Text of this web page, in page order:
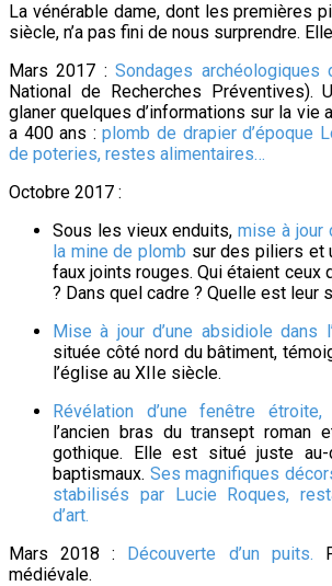
La vénérable dame, dont les premières
siècle, n’a pas fini de nous surprendre.
Mars 2017 :Sondages archéologiques
National de Recherches Préventives).
glaner quelques d’informations sur la vie
a 400 ans :plomb de drapier d’époque
de poteries, restes alimentaires…
Octobre 2017 :
Sous les vieux enduits,mise à jour
la mine de plomb sur des piliers et
faux joints rouges. Qui étaient ceux
? Dans quel cadre ? Quelle est leur
Mise à jour d’une absidiole dans
située côté nord du bâtiment,
l’église au XIIe siècle.
Révélation d’une fenêtre
l’ancien bras du transept roman
gothique. Elle est situé juste
baptismaux. Ses magnifiques
stabilisés par Lucie Roques,
d’art.
Mars 2018 :
Découverte d’un puits.
médiévale.